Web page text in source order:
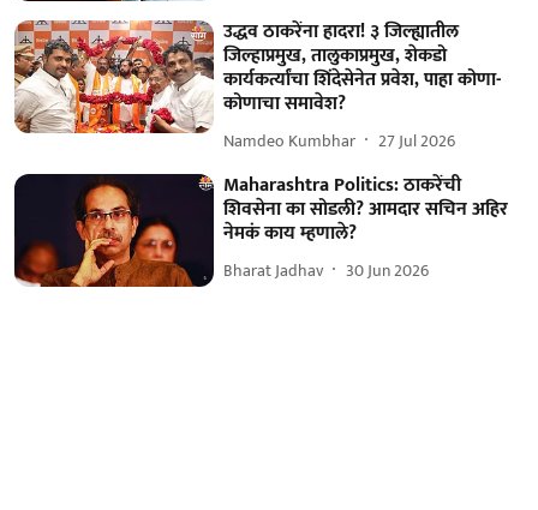
उद्धव ठाकरेंना हादरा! ३ जिल्ह्यातील
जिल्हाप्रमुख, तालुकाप्रमुख, शेकडो
कार्यकर्त्यांचा शिंदेसेनेत प्रवेश, पाहा कोणा-
कोणाचा समावेश?
Namdeo Kumbhar 27 Jul 2026
Maharashtra Politics: ठाकरेंची
शिवसेना का सोडली? आमदार सचिन अहिर
नेमकं काय म्हणाले?
Bharat Jadhav 30 Jun 2026